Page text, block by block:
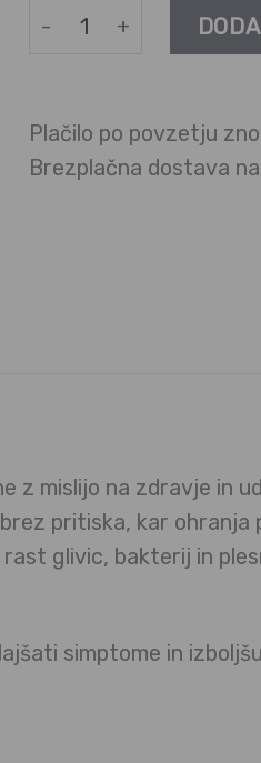
Diabetične nogavice -
Plačilo po povzetju
Brezplačna dostava
z mislijo na zdravje in
pritiska, kar
glivic, bakterij in
simptome in